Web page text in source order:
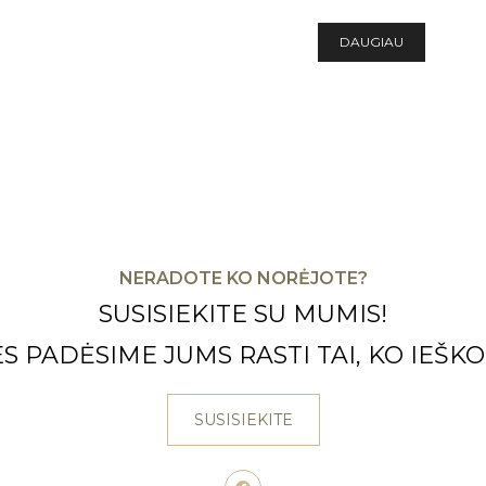
DAUGIAU
NERADOTE KO NORĖJOTE?
SUSISIEKITE SU MUMIS!
PADĖSIME JUMS RASTI TAI, KO
SUSISIEKITE